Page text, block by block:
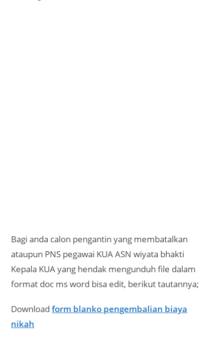
Bagi anda calon pengantin yang membatalkan
ataupun PNS pegawai KUA ASN wiyata bhakti
Kepala KUA yang hendak mengunduh file dalam
format doc ms word bisa edit, berikut tautannya;
Downloadform blanko pengembalian biaya
nikah